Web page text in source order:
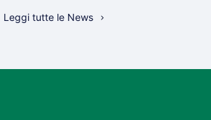
Leggi tutte le News